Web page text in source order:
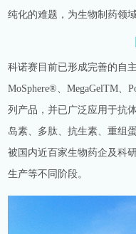
纯化的难题，为生物制药领
科诺赛目前已形成完善的自
MoSphere®、MegaGelTM、
列产品，并已广泛应用于抗
岛素、多肽、抗生素、重组
被国内近百家生物药企及科
生产等不同阶段。